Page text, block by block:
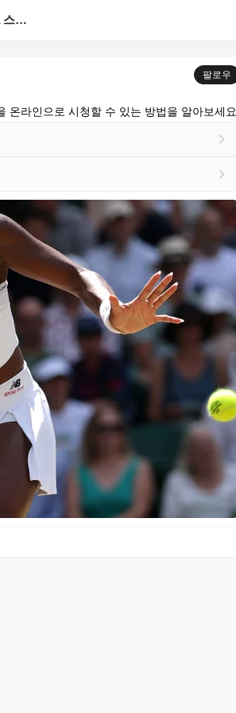
윔블던 시청 방법: 무료 라이브 스트림, 배당률, 일정
팔로우
라인으로 시청할 수 있는 방법을 알아보세요.